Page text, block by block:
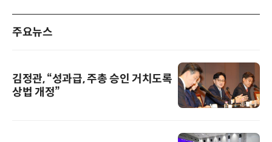
주요뉴스
김정관, “성과급, 주총 승인 거치도록
상법 개정”